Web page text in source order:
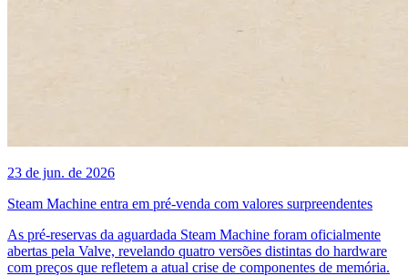
23 de jun. de 2026
Steam Machine entra em pré-venda com valores surpreendentes
As pré-reservas da aguardada Steam Machine foram oficialmente
abertas pela Valve, revelando quatro versões distintas do hardware
com preços que refletem a atual crise de componentes de memória.